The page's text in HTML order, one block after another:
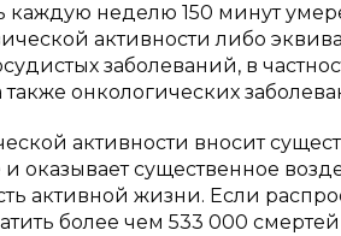
каждую неделю 150 минут
активности либо
заболеваний, в
онкологических
активности вносит
оказывает существенное
активной жизни. Если
более чем 533 000